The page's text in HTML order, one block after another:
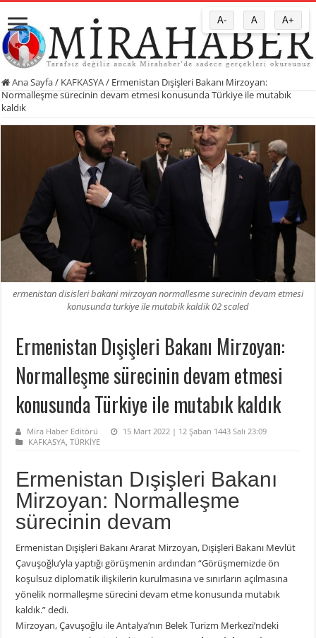
Ana Sayfa/ KAFKASYA/ Ermenistan Dışişleri Bakanı Mirzoyan:
Normalleşme sürecinin devam etmesi konusunda Türkiye ile mutabık
kaldık
ermenistan disisleri bakani mirzoyan normallesme surecinin devam etmesi
konusunda turkiye ile mutabik kaldik 02 scaled
Ermenistan Dışişleri Bakanı Mirzoyan:
Normalleşme sürecinin devam etmesi
konusunda Türkiye ile mutabık kaldık
Mira Haber Editörü
15 Mart 2022 | 12 Şaban 1443 Salı 23:09
KAFKASYA,TÜRKİYE
Ermenistan Dışişleri Bakanı
Mirzoyan: Normalleşme
sürecinin devam
Ermenistan Dışişleri Bakanı Ararat Mirzoyan, Dışişleri Bakanı Mevlüt
Çavuşoğlu’yla yaptığı görüşmenin ardından “Görüşmemizde ön
koşulsuz diplomatik ilişkilerin kurulmasına ve sınırların açılmasına
yönelik normalleşme sürecini devam etme konusunda mutabık
kaldık.” dedi.
Mirzoyan, Çavuşoğlu ile Antalya’nın Belek Turizm Merkezi’ndeki
A- A A+